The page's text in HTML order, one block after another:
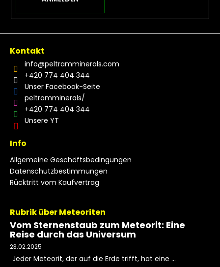
Kontakt
info@peltramminerals.com
+420 774 404 344
Unser Facebook-Seite
peltramminerals/
+420 774 404 344
Unsere YT
Info
Allgemeine Geschäftsbedingungen
Datenschutzbestimmungen
Rücktritt vom Kaufvertrag
Rubrik über Meteoriten
Vom Sternenstaub zum Meteorit: Eine
Reise durch das Universum
23.02.2025
Jeder Meteorit, der auf die Erde trifft, hat eine ...